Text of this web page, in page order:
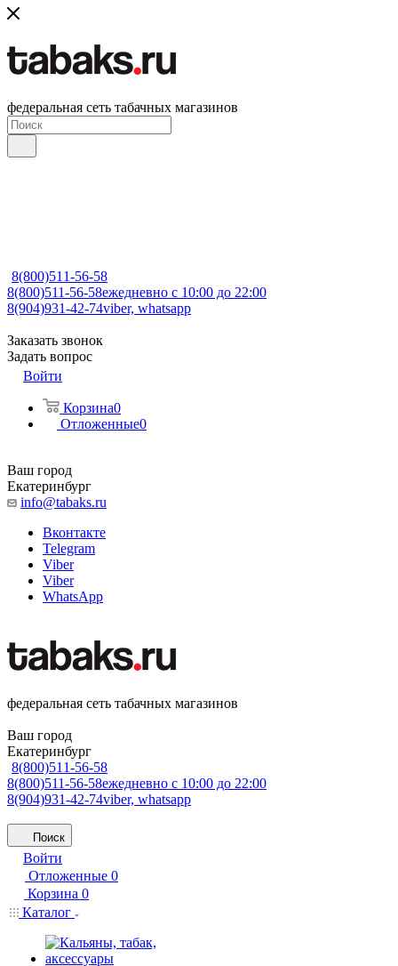
федеральная сеть табачных магазинов
8(800)511-56-58
8(800)511-56-58ежедневно с 10:00 до 22:00
8(904)931-42-74viber, whatsapp
Заказать звонок
Задать вопрос
Войти
Корзина0
Отложенные0
Ваш город
Екатеринбург
info@tabaks.ru
Вконтакте
Telegram
Viber
Viber
WhatsApp
федеральная сеть табачных магазинов
Ваш город
Екатеринбург
8(800)511-56-58
8(800)511-56-58ежедневно с 10:00 до 22:00
8(904)931-42-74viber, whatsapp
Поиск
Войти
Отложенные 0
Корзина 0
Каталог